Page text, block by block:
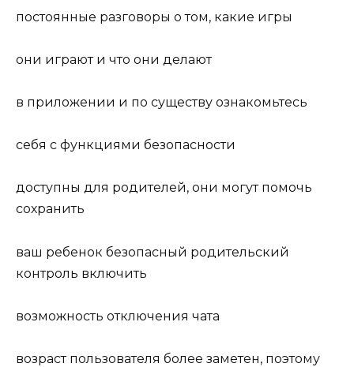
постоянные разговоры о том, какие игры
они играют и что они делают
в приложении и по существу ознакомьтесь
себя с функциями безопасности
доступны для родителей, они могут помочь
сохранить
ваш ребенок безопасный родительский
контроль включить
возможность отключения чата
возраст пользователя более заметен, поэтому